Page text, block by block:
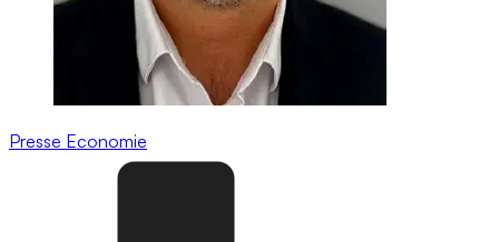
Presse Economie